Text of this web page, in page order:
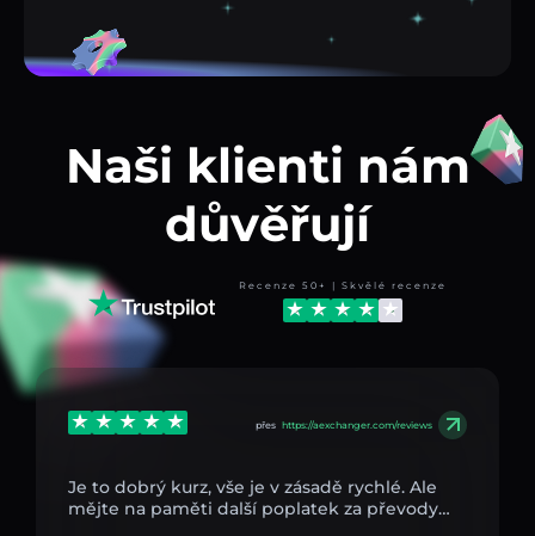
Naši klienti nám
důvěřují
Recenze 50+ | Skvělé recenze
přes https://aexchanger.com/reviews
Je to dobrý kurz, vše je v zásadě rychlé. Ale
mějte na paměti další poplatek za převody…